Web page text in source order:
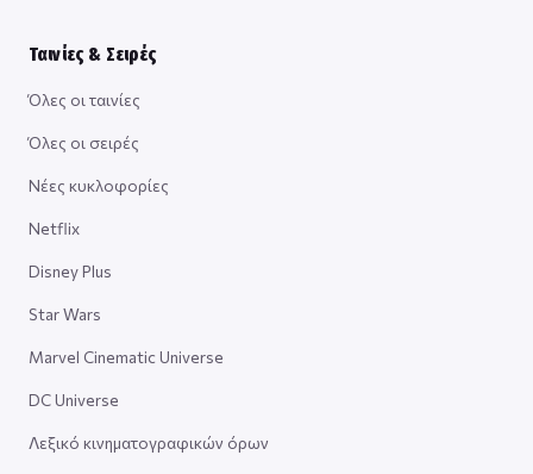
Ταινίες & Σειρές
Όλες οι ταινίες
Όλες οι σειρές
Νέες κυκλοφορίες
Netflix
Disney Plus
Star Wars
Marvel Cinematic Universe
DC Universe
Λεξικό κινηματογραφικών όρων